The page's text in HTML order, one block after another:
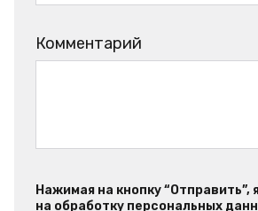
Комментарий
Нажимая на кнопку “Отправить”,
на обработку персональных